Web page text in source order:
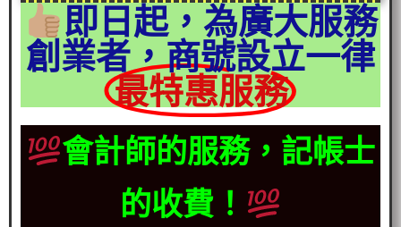
即日起，為廣大服務
創業者，商號設立一律
最特惠服務
會計師的服務，記帳士
的收費！